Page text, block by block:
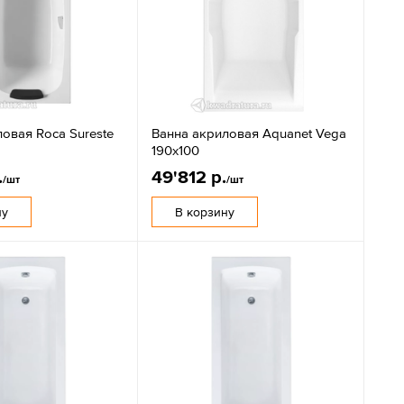
Roca Sureste
/шт
Ванна акриловая Aquanet Vega
190х100
49'812 р./шт
В корзину